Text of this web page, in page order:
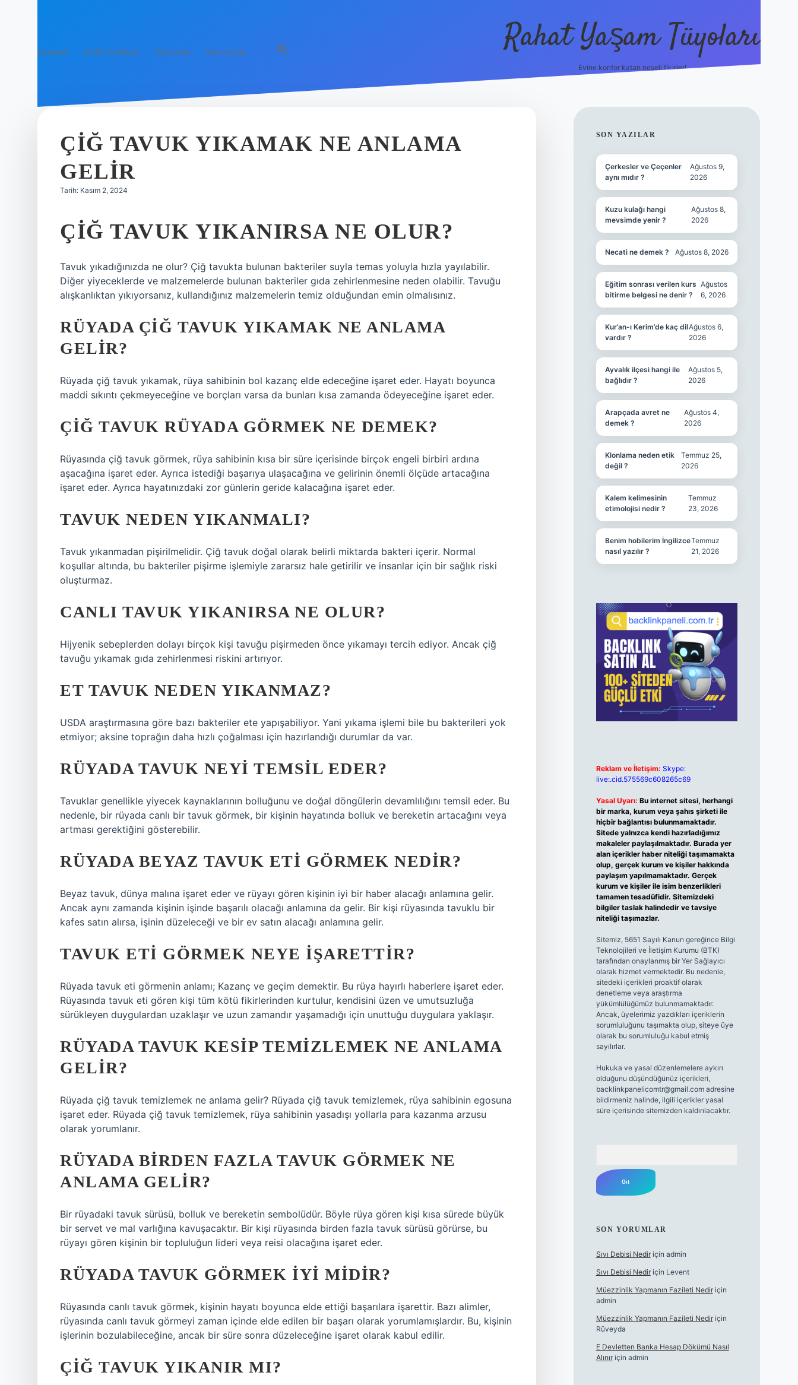
Anasayfa Gizlilik Politikası Yasal Uyarı Hakkımızda Rahat Yaşam Tüyoları
Evine konfor katan neşeli fikirler!
ÇIĞ TAVUK YIKAMAK NE ANLAMA
GELIR
Tarih: Kasım 2, 2024
ÇIĞ TAVUK YIKANIRSA NE OLUR?
Tavuk yıkadığınızda ne olur? Çiğ tavukta bulunan bakteriler suyla temas yoluyla hızla yayılabilir.
Diğer yiyeceklerde ve malzemelerde bulunan bakteriler gıda zehirlenmesine neden olabilir. Tavuğu
alışkanlıktan yıkıyorsanız, kullandığınız malzemelerin temiz olduğundan emin olmalısınız.
RÜYADA ÇIĞ TAVUK YIKAMAK NE ANLAMA
GELIR?
Rüyada çiğ tavuk yıkamak, rüya sahibinin bol kazanç elde edeceğine işaret eder. Hayatı boyunca
maddi sıkıntı çekmeyeceğine ve borçları varsa da bunları kısa zamanda ödeyeceğine işaret eder.
ÇIĞ TAVUK RÜYADA GÖRMEK NE DEMEK?
Rüyasında çiğ tavuk görmek, rüya sahibinin kısa bir süre içerisinde birçok engeli birbiri ardına
aşacağına işaret eder. Ayrıca istediği başarıya ulaşacağına ve gelirinin önemli ölçüde artacağına
işaret eder. Ayrıca hayatınızdaki zor günlerin geride kalacağına işaret eder.
TAVUK NEDEN YIKANMALI?
Tavuk yıkanmadan pişirilmelidir. Çiğ tavuk doğal olarak belirli miktarda bakteri içerir. Normal
koşullar altında, bu bakteriler pişirme işlemiyle zararsız hale getirilir ve insanlar için bir sağlık riski
oluşturmaz.
CANLI TAVUK YIKANIRSA NE OLUR?
Hijyenik sebeplerden dolayı birçok kişi tavuğu pişirmeden önce yıkamayı tercih ediyor. Ancak çiğ
tavuğu yıkamak gıda zehirlenmesi riskini artırıyor.
ET TAVUK NEDEN YIKANMAZ?
USDA araştırmasına göre bazı bakteriler ete yapışabiliyor. Yani yıkama işlemi bile bu bakterileri yok
etmiyor; aksine toprağın daha hızlı çoğalması için hazırlandığı durumlar da var.
RÜYADA TAVUK NEYI TEMSIL EDER?
Tavuklar genellikle yiyecek kaynaklarının bolluğunu ve doğal döngülerin devamlılığını temsil eder. Bu
nedenle, bir rüyada canlı bir tavuk görmek, bir kişinin hayatında bolluk ve bereketin artacağını veya
artması gerektiğini gösterebilir.
RÜYADA BEYAZ TAVUK ETI GÖRMEK NEDIR?
Beyaz tavuk, dünya malına işaret eder ve rüyayı gören kişinin iyi bir haber alacağı anlamına gelir.
Ancak aynı zamanda kişinin işinde başarılı olacağı anlamına da gelir. Bir kişi rüyasında tavuklu bir
kafes satın alırsa, işinin düzeleceği ve bir ev satın alacağı anlamına gelir.
TAVUK ETI GÖRMEK NEYE IŞARETTIR?
Rüyada tavuk eti görmenin anlamı; Kazanç ve geçim demektir. Bu rüya hayırlı haberlere işaret eder.
Rüyasında tavuk eti gören kişi tüm kötü fikirlerinden kurtulur, kendisini üzen ve umutsuzluğa
sürükleyen duygulardan uzaklaşır ve uzun zamandır yaşamadığı için unuttuğu duygulara yaklaşır.
RÜYADA TAVUK KESIP TEMIZLEMEK NE ANLAMA
GELIR?
Rüyada çiğ tavuk temizlemek ne anlama gelir? Rüyada çiğ tavuk temizlemek, rüya sahibinin egosuna
işaret eder. Rüyada çiğ tavuk temizlemek, rüya sahibinin yasadışı yollarla para kazanma arzusu
olarak yorumlanır.
RÜYADA BIRDEN FAZLA TAVUK GÖRMEK NE
ANLAMA GELIR?
Bir rüyadaki tavuk sürüsü, bolluk ve bereketin sembolüdür. Böyle rüya gören kişi kısa sürede büyük
bir servet ve mal varlığına kavuşacaktır. Bir kişi rüyasında birden fazla tavuk sürüsü görürse, bu
rüyayı gören kişinin bir topluluğun lideri veya reisi olacağına işaret eder.
RÜYADA TAVUK GÖRMEK IYI MIDIR?
Rüyasında canlı tavuk görmek, kişinin hayatı boyunca elde ettiği başarılara işarettir. Bazı alimler,
rüyasında canlı tavuk görmeyi zaman içinde elde edilen bir başarı olarak yorumlamışlardır. Bu, kişinin
işlerinin bozulabileceğine, ancak bir süre sonra düzeleceğine işaret olarak kabul edilir.
ÇIĞ TAVUK YIKANIR MI?
SIDEBAR
SON YAZILAR
Çerkesler ve Çeçenler
aynı mıdır ?
Ağustos 9,
2026
Kuzu kulağı hangi
mevsimde yenir ?
Ağustos 8,
2026
Necati ne demek ? Ağustos 8, 2026
Eğitim sonrası verilen kurs
bitirme belgesi ne denir ?
Ağustos
6, 2026
Kur’an-ı Kerim’de kaç dil
vardır ?
Ağustos 6,
2026
Ayvalık ilçesi hangi ile
bağlıdır ?
Ağustos 5,
2026
Arapçada avret ne
demek ?
Ağustos 4,
2026
Klonlama neden etik
değil ?
Temmuz 25,
2026
Kalem kelimesinin
etimolojisi nedir ?
Temmuz
23, 2026
Benim hobilerim İngilizce
nasıl yazılır ?
Temmuz
21, 2026
Reklam ve İletişim: Skype:
live:.cid.575569c608265c69
Yasal Uyarı: Bu internet sitesi, herhangi
bir marka, kurum veya şahıs şirketi ile
hiçbir bağlantısı bulunmamaktadır.
Sitede yalnızca kendi hazırladığımız
makaleler paylaşılmaktadır. Burada yer
alan içerikler haber niteliği taşımamakta
olup, gerçek kurum ve kişiler hakkında
paylaşım yapılmamaktadır. Gerçek
kurum ve kişiler ile isim benzerlikleri
tamamen tesadüfidir. Sitemizdeki
bilgiler taslak halindedir ve tavsiye
niteliği taşımazlar.
Sitemiz, 5651 Sayılı Kanun gereğince Bilgi
Teknolojileri ve İletişim Kurumu (BTK)
tarafından onaylanmış bir Yer Sağlayıcı
olarak hizmet vermektedir. Bu nedenle,
sitedeki içerikleri proaktif olarak
denetleme veya araştırma
yükümlülüğümüz bulunmamaktadır.
Ancak, üyelerimiz yazdıkları içeriklerin
sorumluluğunu taşımakta olup, siteye üye
olarak bu sorumluluğu kabul etmiş
sayılırlar.
Hukuka ve yasal düzenlemelere aykırı
olduğunu düşündüğünüz içerikleri,
backlinkpanelicomtr@gmail.comadresine
bildirmeniz halinde, ilgili içerikler yasal
süre içerisinde sitemizden kaldırılacaktır.
SON YORUMLAR
Sıvı Debisi Nediriçin admin
Sıvı Debisi Nediriçin Levent
Müezzinlik Yapmanın Fazileti Nediriçin
admin
Müezzinlik Yapmanın Fazileti Nediriçin
Rüveyda
E Devletten Banka Hesap Dökümü Nasıl
Alınıriçin admin
ilbet canlı maç izle